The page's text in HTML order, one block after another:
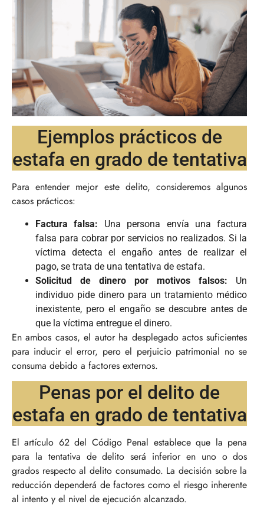
Ejemplos prácticos de
estafa en grado de tentativa
Para entender mejor este delito, consideremos algunos
casos prácticos:
Factura falsa: Una persona envía una factura
falsa para cobrar por servicios no realizados. Si la
víctima detecta el engaño antes de realizar el
pago, se trata de una tentativa de estafa.
Solicitud de dinero por motivos falsos: Un
individuo pide dinero para un tratamiento médico
inexistente, pero el engaño se descubre antes de
que la víctima entregue el dinero.
En ambos casos, el autor ha desplegado actos suficientes
para inducir el error, pero el perjuicio patrimonial no se
consuma debido a factores externos.
Penas por el delito de
estafa en grado de tentativa
El artículo 62 del Código Penal establece que la pena
para la tentativa de delito será inferior en uno o dos
grados respecto al delito consumado. La decisión sobre la
reducción dependerá de factores como el riesgo inherente
al intento y el nivel de ejecución alcanzado.